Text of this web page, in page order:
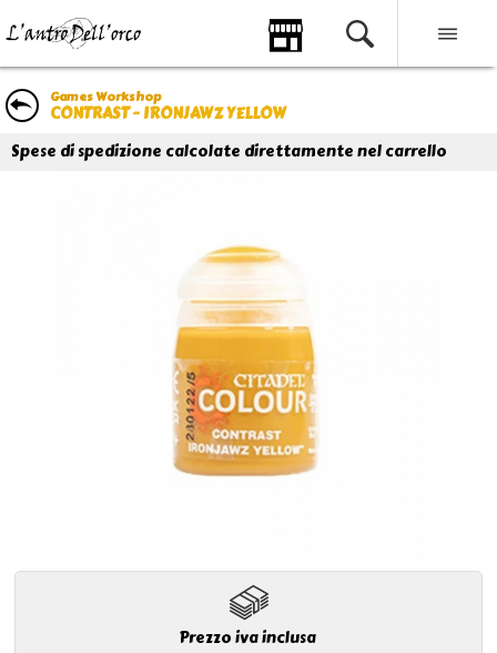
Games Workshop
CONTRAST - IRONJAWZ YELLOW
Spese di spedizione calcolate direttamente nel carrello
Prezzo iva inclusa